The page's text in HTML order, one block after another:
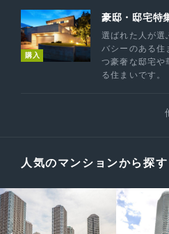
購入
豪邸・邸宅特
選ばれた人が選
バシーのある住
つ豪奢な邸宅や
る住まいです。
人気のマンションから探す